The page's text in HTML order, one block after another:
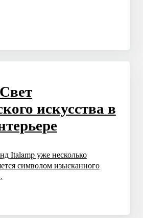
искусства в
Italamp уже несколько
символом изысканного